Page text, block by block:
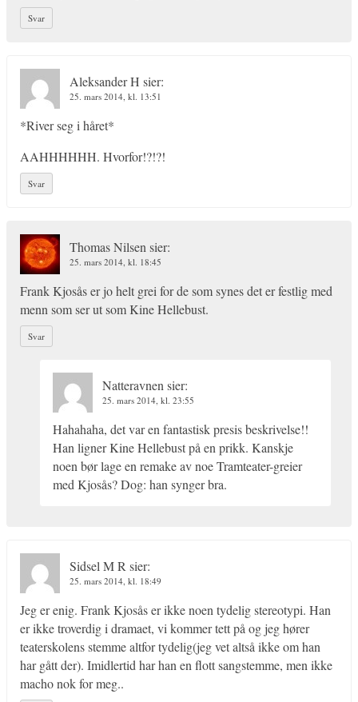
Svar
Aleksander H sier:
25. mars 2014, kl. 13:51
*River seg i håret*
AAHHHHHH. Hvorfor!?!?!
Svar
Thomas Nilsen sier:
25. mars 2014, kl. 18:45
Frank Kjosås er jo helt grei for de som synes det er festlig med
menn som ser ut som Kine Hellebust.
Svar
Natteravnensier:
25. mars 2014, kl. 23:55
Hahahaha, det var en fantastisk presis beskrivelse!!
Han ligner Kine Hellebust på en prikk. Kanskje
noen bør lage en remake av noe Tramteater-greier
med Kjosås? Dog: han synger bra.
Sidsel M Rsier:
25. mars 2014, kl. 18:49
Jeg er enig. Frank Kjosås er ikke noen tydelig stereotypi. Han
er ikke troverdig i dramaet, vi kommer tett på og jeg hører
teaterskolens stemme altfor tydelig(jeg vet altså ikke om han
har gått der). Imidlertid har han en flott sangstemme, men ikke
macho nok for meg..